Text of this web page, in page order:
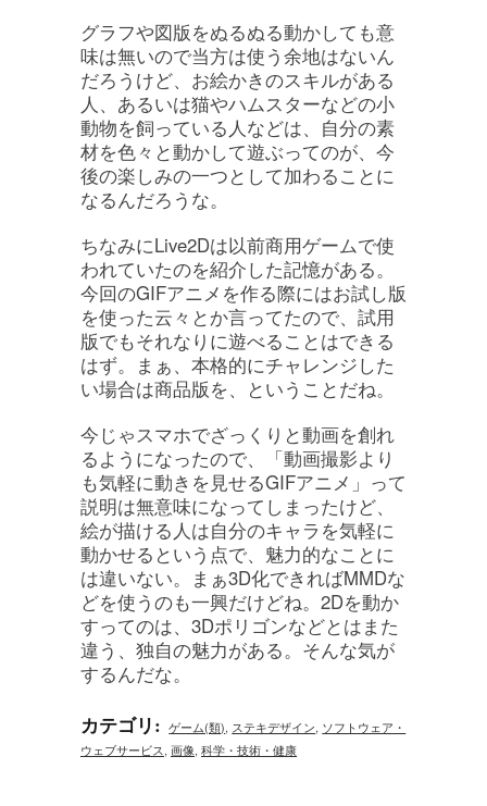
グラフや図版をぬるぬる動かしても意
味は無いので当方は使う余地はないん
だろうけど、お絵かきのスキルがある
人、あるいは猫やハムスターなどの小
動物を飼っている人などは、自分の素
材を色々と動かして遊ぶってのが、今
後の楽しみの一つとして加わることに
なるんだろうな。
ちなみにLive2Dは以前商用ゲームで使
われていたのを紹介した記憶がある。
今回のGIFアニメを作る際にはお試し版
を使った云々とか言ってたので、試用
版でもそれなりに遊べることはできる
はず。まぁ、本格的にチャレンジした
い場合は商品版を、ということだね。
今じゃスマホでざっくりと動画を創れ
るようになったので、「動画撮影より
も気軽に動きを見せるGIFアニメ」って
説明は無意味になってしまったけど、
絵が描ける人は自分のキャラを気軽に
動かせるという点で、魅力的なことに
は違いない。まぁ3D化できればMMDな
どを使うのも一興だけどね。2Dを動か
すってのは、3Dポリゴンなどとはまた
違う、独自の魅力がある。そんな気が
するんだな。
カテゴリ: ゲーム(類), ステキデザイン, ソフトウェア・
ウェブサービス, 画像, 科学・技術・健康